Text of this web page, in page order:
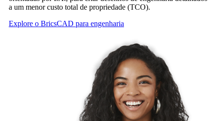
a um menor custo total de propriedade (TCO).
Explore o BricsCAD para engenharia